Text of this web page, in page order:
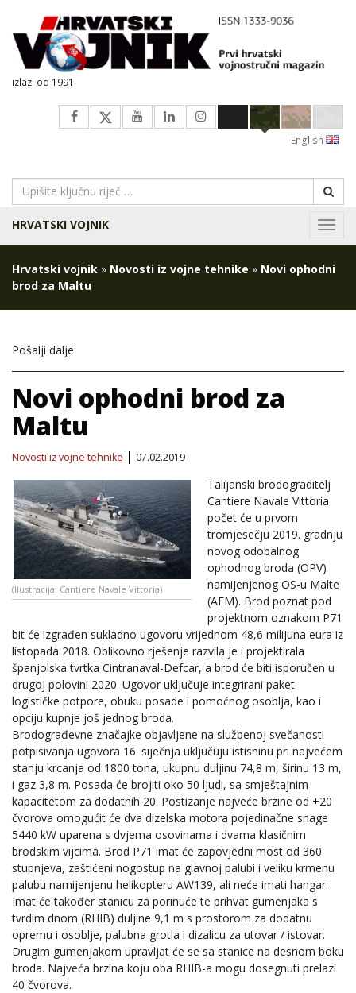
izlazi od 1991.
English
HRVATSKI VOJNIK
Hrvatski vojnik » Novosti iz vojne tehnike » Novi ophodni
brod za Maltu
Pošalji dalje:
Novi ophodni brod za
Maltu
Novosti iz vojne tehnike 07.02.2019
(Ilustracija: Cantiere Navale Vittoria)
Talijanski brodograditelj
Cantiere Navale Vittoria
počet će u prvom
tromjesečju 2019. gradnju
novog odobalnog
ophodnog broda (OPV)
namijenjenog OS-u Malte
(AFM). Brod poznat pod
projektnom oznakom P71
bit će izgrađen sukladno ugovoru vrijednom 48,6 milijuna eura iz
listopada 2018. Oblikovno rješenje razvila je i projektirala
španjolska tvrtka Cintranaval-Defcar, a brod će biti isporučen u
drugoj polovini 2020. Ugovor uključuje integrirani paket
logističke potpore, obuku posade i pomoćnog osoblja, kao i
opciju kupnje još jednog broda.
Brodograđevne značajke objavljene na službenoj svečanosti
potpisivanja ugovora 16. siječnja uključuju istisninu pri najvećem
stanju krcanja od 1800 tona, ukupnu duljinu 74,8 m, širinu 13 m,
i gaz 3,8 m. Posada će brojiti oko 50 ljudi, sa smještajnim
kapacitetom za dodatnih 20. Postizanje najveće brzine od +20
čvorova omogućit će dva dizelska motora pojedinačne snage
5440 kW uparena s dvjema osovinama i dvama klasičnim
brodskim vijcima. Brod P71 imat će zapovjedni most od 360
stupnjeva, zaštićeni nogostup na glavnoj palubi i veliku krmenu
palubu namijenjenu helikopteru AW139, ali neće imati hangar.
Imat će također stanicu za porinuće te prihvat gumenjaka s
tvrdim dnom (RHIB) duljine 9,1 m s prostorom za dodatnu
opremu i osoblje, palubna grotla i dizalicu za utovar / istovar.
Drugim gumenjakom upravljat će se sa stanice na desnom boku
broda. Najveća brzina koju oba RHIB-a mogu dosegnuti prelazi
40 čvorova.